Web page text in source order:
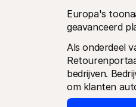
Europa's
geavanceerd
Als onderdeel
bedrijven.
om klanten